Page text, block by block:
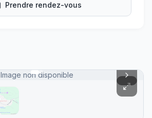
Prendre rendez-vous
Image non disponible